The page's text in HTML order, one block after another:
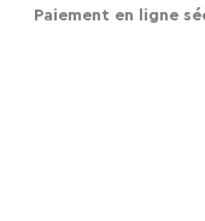
Paiement en ligne